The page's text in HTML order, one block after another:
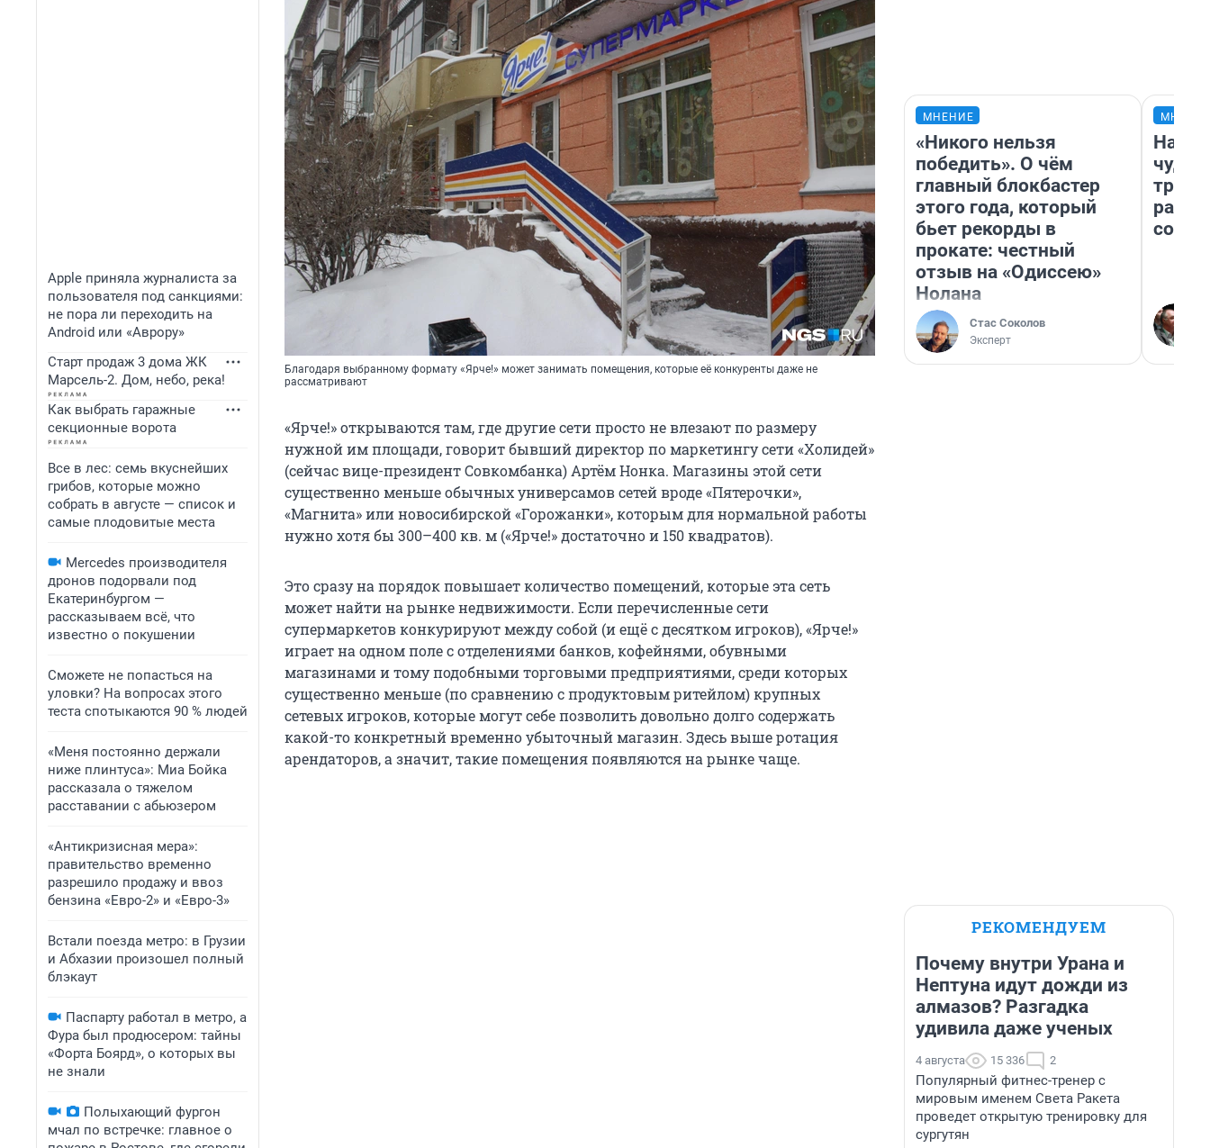
Apple приняла журналиста за
пользователя под санкциями:
не пора ли переходить на
Android или «Аврору»
Старт продаж 3 дома ЖК
Марсель-2. Дом, небо, река!
Как выбрать гаражные
секционные ворота
Все в лес: семь вкуснейших
грибов, которые можно
собрать в августе — список и
самые плодовитые места
Mercedes производителя
дронов подорвали под
Екатеринбургом —
рассказываем всё, что
известно о покушении
Сможете не попасться на
уловки? На вопросах этого
теста спотыкаются 90 % людей
«Меня постоянно держали
ниже плинтуса»: Миа Бойка
рассказала о тяжелом
расставании с абьюзером
«Антикризисная мера»:
правительство временно
разрешило продажу и ввоз
бензина «Евро-2» и «Евро-3»
Встали поезда метро: в Грузии
и Абхазии произошел полный
блэкаут
Паспарту работал в метро, а
Фура был продюсером: тайны
«Форта Боярд», о которых вы
не знали
Полыхающий фургон
мчал по встречке: главное о
Благодаря выбранному формату «Ярче!» может занимать помещения, которые её конкуренты даже не
рассматривают
«Ярче!» открываются там, где другие сети просто не влезают по размеру
нужной им площади, говорит бывший директор по маркетингу сети «Холидей»
(сейчас вице-президент Совкомбанка) Артём Нонка. Магазины этой сети
существенно меньше обычных универсамов сетей вроде «Пятерочки»,
«Магнита» или новосибирской «Горожанки», которым для нормальной работы
нужно хотя бы 300–400 кв. м («Ярче!» достаточно и 150 квадратов).
Это сразу на порядок повышает количество помещений, которые эта сеть
может найти на рынке недвижимости. Если перечисленные сети
супермаркетов конкурируют между собой (и ещё с десятком игроков), «Ярче!»
играет на одном поле с отделениями банков, кофейнями, обувными
магазинами и тому подобными торговыми предприятиями, среди которых
существенно меньше (по сравнению с продуктовым ритейлом) крупных
сетевых игроков, которые могут себе позволить довольно долго содержать
какой-то конкретный временно убыточный магазин. Здесь выше ротация
арендаторов, а значит, такие помещения появляются на рынке чаще.
МНЕНИЕ
«Никого нельзя
победить». О чём
главный блокбастер
этого года, который
бьет рекорды в
прокате: честный
отзыв на «Одиссею»
Нолана
Стас Соколов
Эксперт
РЕКОМЕНДУЕМ
Почему внутри Урана и
Нептуна идут дожди из
алмазов? Разгадка
удивила даже ученых
4 августа 15 336 2
Популярный фитнес-тренер с
мировым именем Света Ракета
проведет открытую тренировку для
сургутян